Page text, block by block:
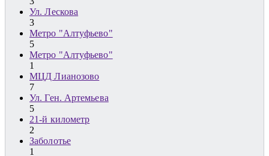
Ул. Лескова
3
Метро "Алтуфьево"
5
Метро "Алтуфьево"
1
МЦД Лианозово
7
Ул. Ген. Артемьева
5
21-й километр
2
Заболотье
1